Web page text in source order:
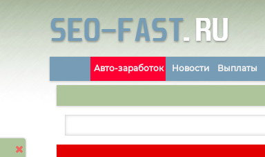
Авто-заработок Новости Выплаты